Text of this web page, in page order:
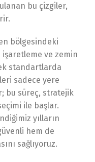
bu çizgiler,
bölgesindeki
ve zemin
standartlarda
sadece yere
bu süreç, stratejik
ile başlar.
yılların
hem de
sağlıyoruz.